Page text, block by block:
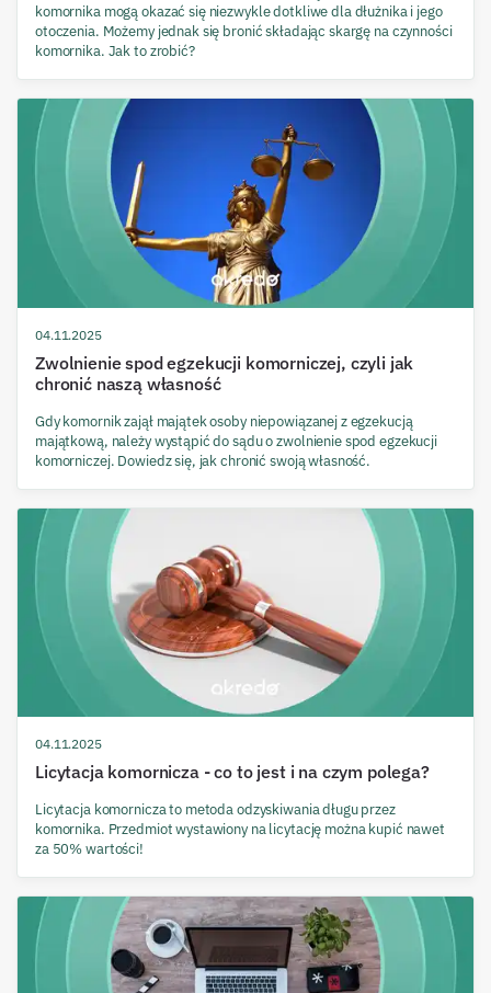
komornika mogą okazać się niezwykle dotkliwe dla dłużnika i jego
otoczenia. Możemy jednak się bronić składając skargę na czynności
komornika. Jak to zrobić?
04.11.2025
Zwolnienie spod egzekucji komorniczej, czyli jak
chronić naszą własność
Gdy komornik zajął majątek osoby niepowiązanej z egzekucją
majątkową, należy wystąpić do sądu o zwolnienie spod egzekucji
komorniczej. Dowiedz się, jak chronić swoją własność.
04.11.2025
Licytacja komornicza - co to jest i na czym polega?
Licytacja komornicza to metoda odzyskiwania długu przez
komornika. Przedmiot wystawiony na licytację można kupić nawet
za 50% wartości!